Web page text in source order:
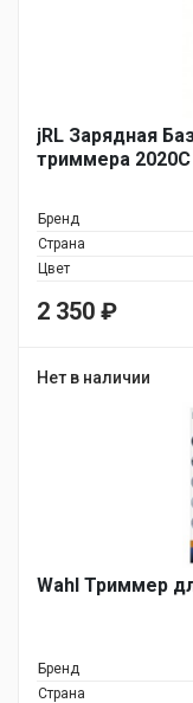
jRL Зарядная
триммера
Бренд
Страна
Цвет
2 350 ₽
Нет в наличии
Wahl Триммер
Бренд
Страна